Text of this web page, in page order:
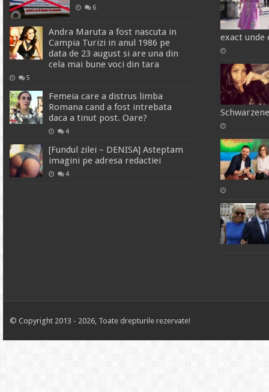
6
Andra Maruta a fost nascuta in
Campia Turizi in anul 1986 pe
data de 23 august si are una din
cela mai bune voci din tara
5
Femeia care a distrus limba
Romana cand a fost intrebata
daca a tinut post. Oare?
4
[Fundul zilei – DENISA] Asteptam
imagini pe adresa redactiei
4
exact unde
© Copyright 2013 - 2026, Toate drepturile rezervate!